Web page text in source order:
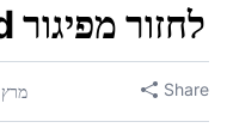
תומך Real Madrid לחזור מפיגור
31 מרץ 2026 Share